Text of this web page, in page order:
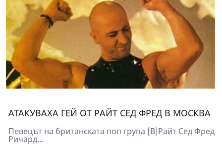
АТАКУВАХА ГЕЙ ОТ РАЙТ СЕД ФРЕД В МОСКВА
Певецът на британската поп група [B]Райт Сед Фред
Ричард...